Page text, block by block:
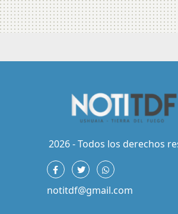
2026 - Todos los derechos
notitdf@gmail.com